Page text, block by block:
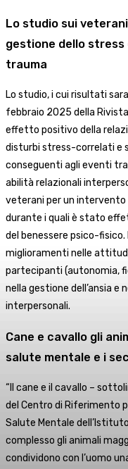
Lo studio sui
gestione dello
trauma
Lo studio, i cui risultati
febbraio 2025 della
effetto positivo della
disturbi stress-correlati e
conseguenti agli eventi
abilità relazionali
veterani per un intervento
durante i quali è stato
del benessere psico-
miglioramenti nelle
partecipanti (autonomia,
nella gestione dell’ansia e
interpersonali.
Cane e cavallo gli
salute mentale e i
“Il cane e il cavallo –
del Centro di Riferimento
Salute Mentale
complesso gli animali
condividono con l’uomo